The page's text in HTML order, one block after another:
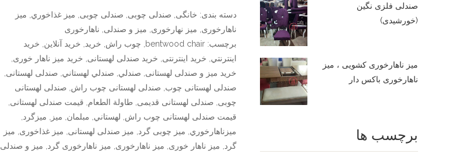
عدد
دسته بندی: خانگی صندلی چوبی صندلی چوبی ميز غذاخوري میز
ناهارخوری میز نهارخوری میز و صندلی ناهارخوری
برچسب: bentwood chair چوب راش خريد خريد آنلاين خريد
اينترنتي خرید اینترنتی خرید صندلی لهستانی خرید میز ناهار خوری
خرید میز و صندلی لهستانی صندلي صندلي لهستاني صندلی لهستانی
صندلی لهستانی چوب صندلی لهستانی چوب راش صندلی لهستانی
چوبی صندلی لهستانی قدیمی طاولة الطعام قیمت صندلی لهستانی
قیمت صندلی لهستانی چوب راش لهستاني مبلمان ميز ميزگرد
ميزناهارخوري میز چوبی گرد میز صندلی لهستانی میز غذاخوری میز
گرد
میز ناهار خوری میز ناهارخوری میز ناهارخوری گرد
میز و صندلی
صندلی فلزی نگین
(خورشیدی)
میز ناهارخوری کشویی ، میز
ناهارخوری باکس دار
برچسب ها